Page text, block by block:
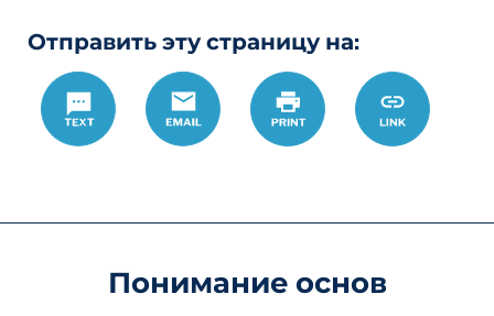
Отправить эту страницу на:
Text
Email Печать https://
Link
Понимание основ